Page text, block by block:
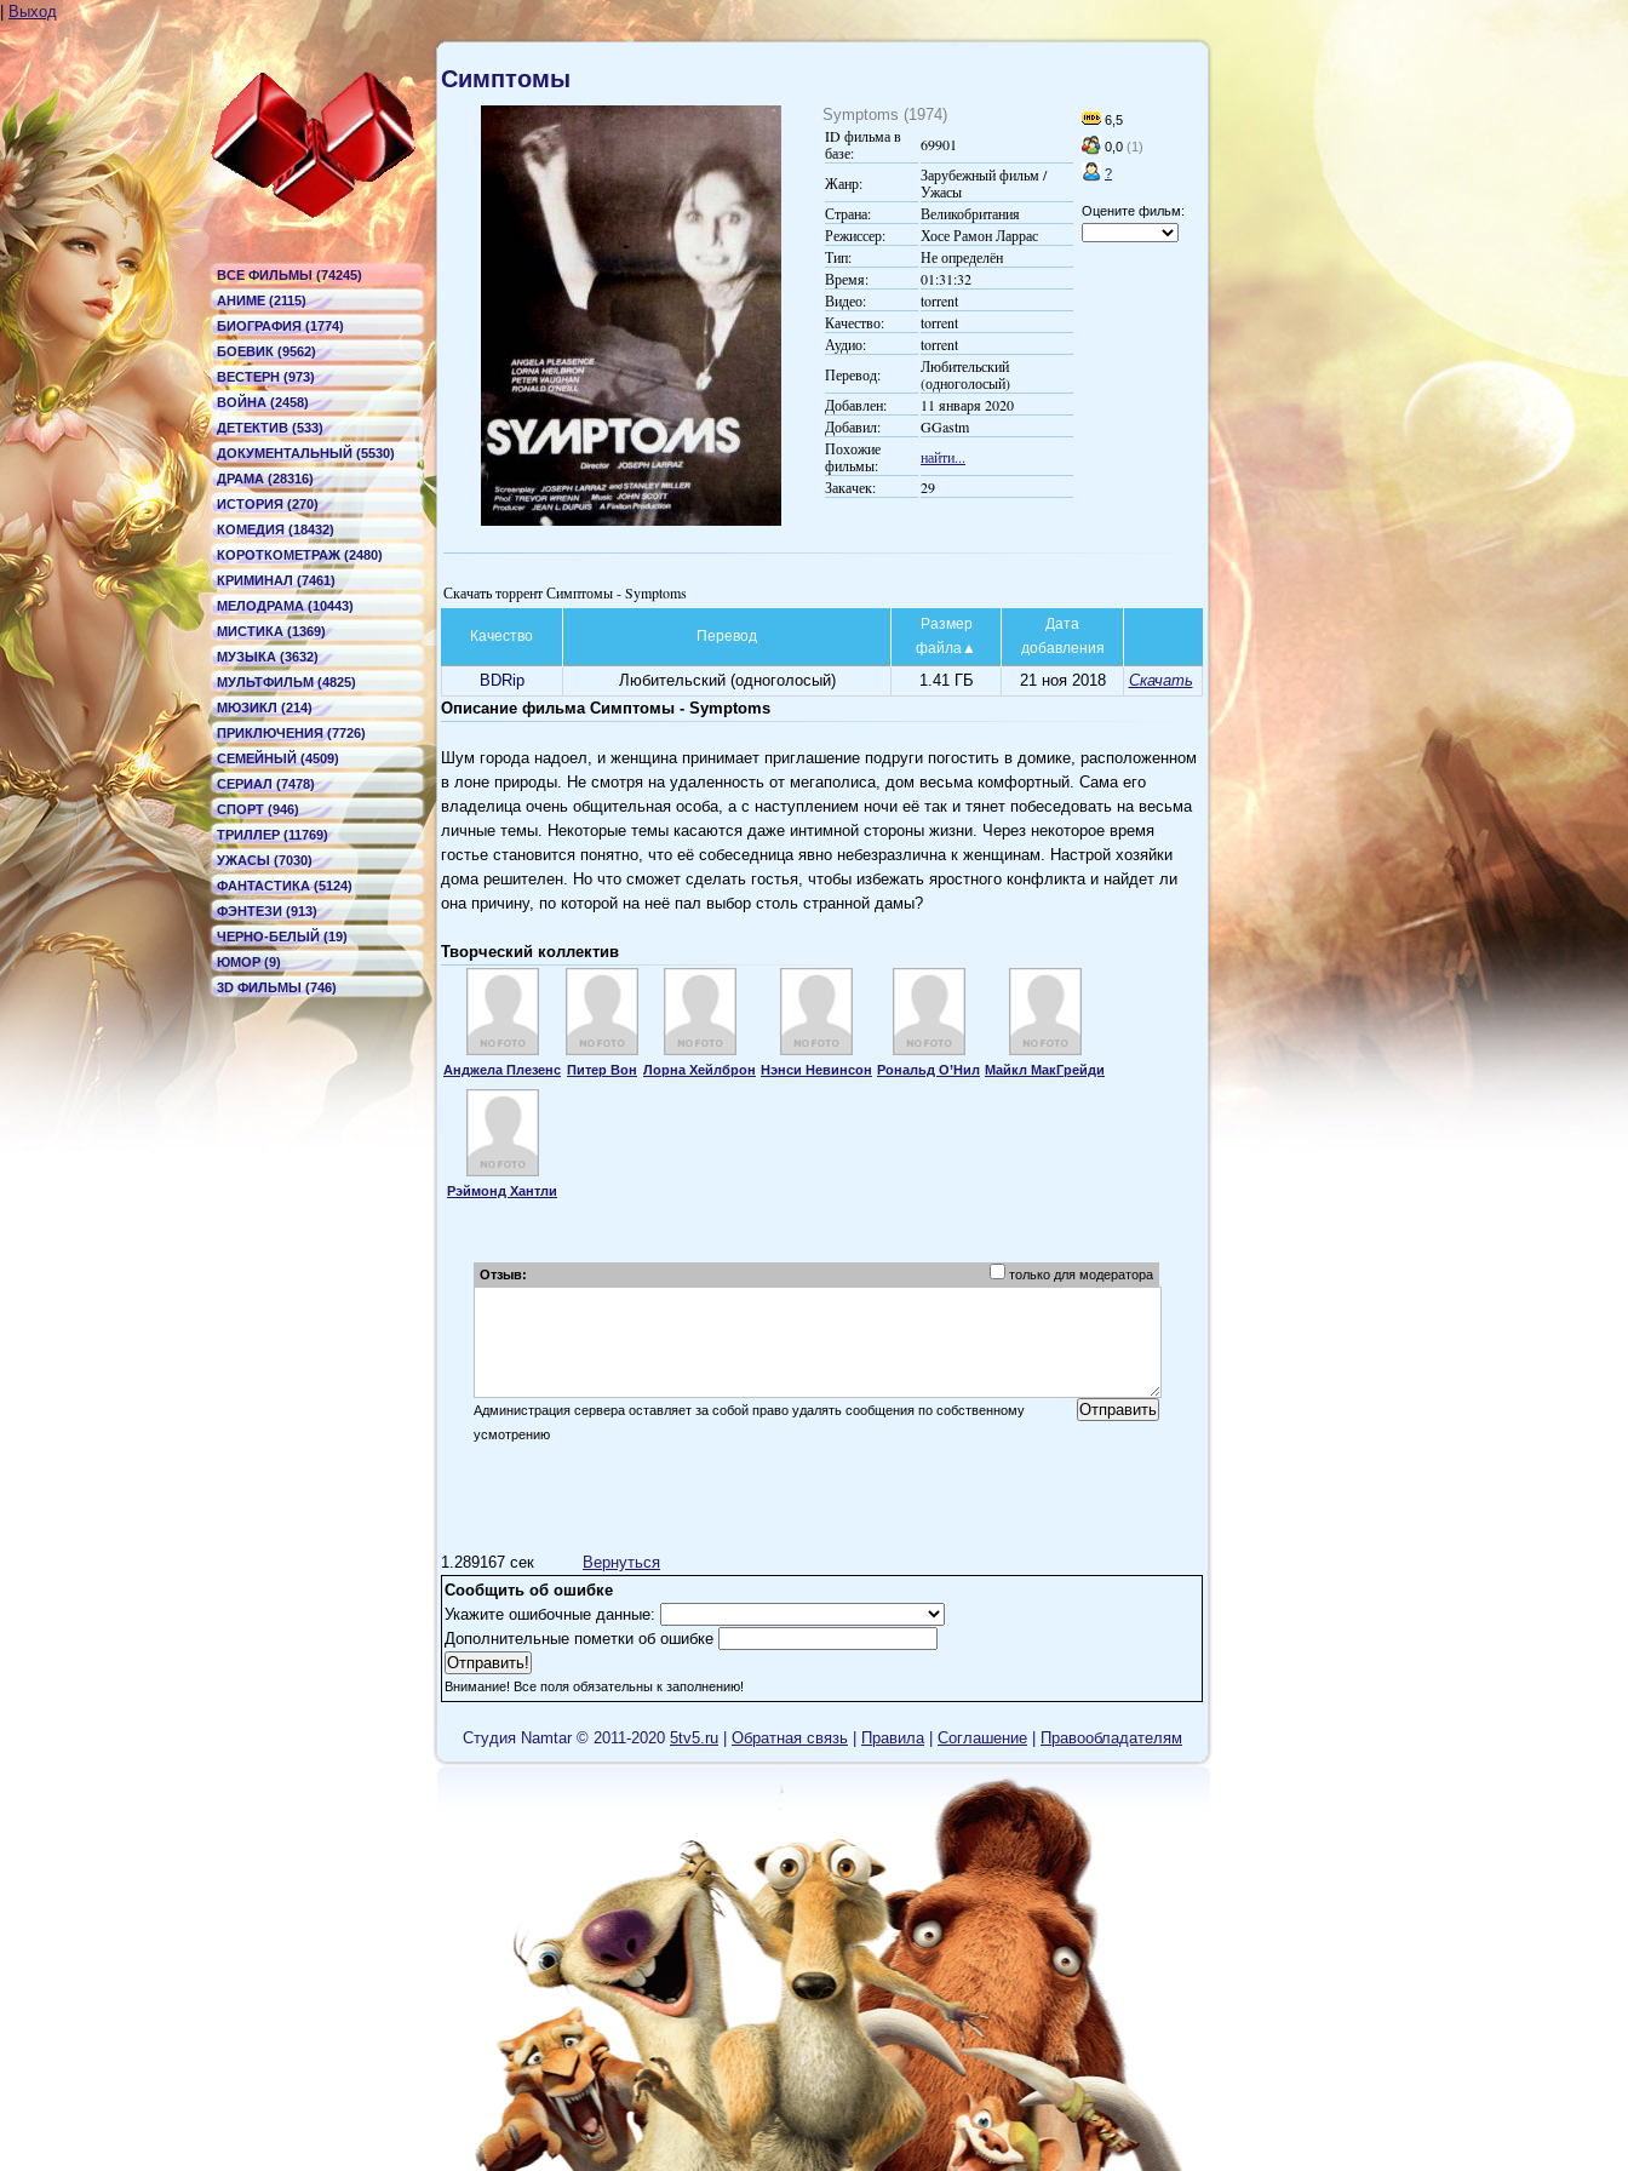
Выход
ВСЕ ФИЛЬМЫ (74245)
АНИМЕ (2115)
БИОГРАФИЯ (1774)
БОЕВИК (9562)
ВЕСТЕРН (973)
ВОЙНА (2458)
ДЕТЕКТИВ (533)
ДОКУМЕНТАЛЬНЫЙ (5530)
ДРАМА (28316)
ИСТОРИЯ (270)
КОМЕДИЯ (18432)
КОРОТКОМЕТРАЖ (2480)
КРИМИНАЛ (7461)
МЕЛОДРАМА (10443)
МИСТИКА (1369)
МУЗЫКА (3632)
МУЛЬТФИЛЬМ (4825)
МЮЗИКЛ (214)
ПРИКЛЮЧЕНИЯ (7726)
СЕМЕЙНЫЙ (4509)
СЕРИАЛ (7478)
СПОРТ (946)
ТРИЛЛЕР (11769)
УЖАСЫ (7030)
ФАНТАСТИКА (5124)
ФЭНТЕЗИ (913)
ЧЕРНО-БЕЛЫЙ (19)
ЮМОР (9)
3D ФИЛЬМЫ (746)
Симптомы
6,5
0,0 (1)
?
Оцените фильм:
Symptoms (1974)
ID фильма в
базе:
69901
Жанр:
Зарубежный фильм /
Ужасы
Страна:
Великобритания
Режиссер:
Хосе Рамон Ларрас
Тип:
Не определён
Время:
01:31:32
Видео:
torrent
Качество:
torrent
Аудио:
torrent
Перевод:
Любительский
(одноголосый)
Добавлен:
11 января 2020
Добавил:
GGastm
Похожие
фильмы:
найти...
Закачек:
29
Скачать торрент Симптомы - Symptoms
Качество Перевод
Размер
файла
Дата
добавления
BDRip Любительский (одноголосый) 1.41 ГБ 21 ноя 2018
Скачать
Описание фильма Симптомы - Symptoms
Шум города надоел, и женщина принимает приглашение подруги погостить в домике, расположенном
в лоне природы. Не смотря на удаленность от мегаполиса, дом весьма комфортный. Сама его
владелица очень общительная особа, а с наступлением ночи её так и тянет побеседовать на весьма
личные темы. Некоторые темы касаются даже интимной стороны жизни. Через некоторое время
гостье становится понятно, что её собеседница явно небезразлична к женщинам. Настрой хозяйки
дома решителен. Но что сможет сделать гостья, чтобы избежать яростного конфликта и найдет ли
она причину, по которой на неё пал выбор столь странной дамы?
Творческий коллектив
Анджела Плезенс Питер Вон Лорна Хейлброн Нэнси Невинсон Рональд О’Нил Майкл МакГрейди
Рэймонд Хантли
Отзыв: только для модератора
Администрация сервера оставляет за собой право удалять сообщения по собственному
усмотрению
1.289167 сек
Вернуться
Сообщить об ошибке
Укажите ошибочные данные:
Дополнительные пометки об ошибке
Внимание! Все поля обязательны к заполнению!
Cтудия Namtar © 2011-2020 5tv5.ru Обратная связь Правила| Cоглашение Правообладателям